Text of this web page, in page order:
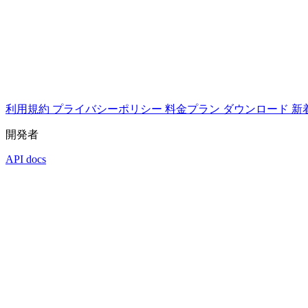
利用規約 プライバシーポリシー 料金プラン ダウンロード 新
開発者
API docs